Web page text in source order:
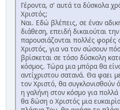
Γέροντα, σ' αυτά τα δύσκολα
Χριστός;
Ναι. Εδώ βλέπεις, σε έναν
διάθεση, επειδή δικαιούται
παρουσιάζονται πολλές φορές
Χριστός, για να τον σώσουν
βρίσκεται σε τόσο δύσκολη
κόσμος. Τώρα μια μπόρα θα
αντίχριστου σατανά. Θα φαει
τον Χριστό, θα συγκλονισθούν
η γαλήνη στον κόσμο για
θα δώση ο Χριστός μια